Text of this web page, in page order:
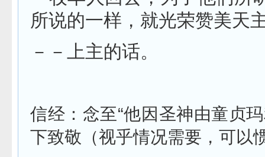
所说的一样，就光荣赞美天
－－上主的话。
信经：念至“他因圣神由童贞
下致敬（视乎情况需要，可以